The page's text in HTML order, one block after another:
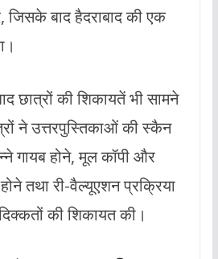
जिसके बाद हैदराबाद की एक
छात्रों की शिकायतें भी सामने
ने उत्तरपुस्तिकाओं की स्कैन
गायब होने, मूल कॉपी और
तथा री-वैल्यूएशन प्रक्रिया
की शिकायत की।